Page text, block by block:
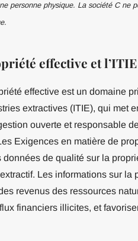
personne physique. La société C ne
effective et l’ITIE
effective est un domaine
extractives (ITIE), qui met
ouverte et responsable
Exigences en matière de
données de qualité sur la
Les informations sur la
revenus des ressources
financiers illicites, et